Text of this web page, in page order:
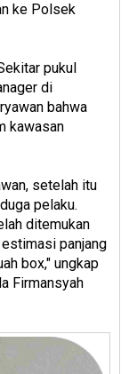
ke Polsek
pukul
di
bahwa
kawasan
setelah itu
pelaku.
ditemukan
panjang
box," ungkap
Firmansyah